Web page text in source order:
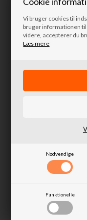
Vi bruger cookies til
bruger informationen
videre, accepterer du
Læs mere
Nødvendige
Funktionelle
Beslag til montering af